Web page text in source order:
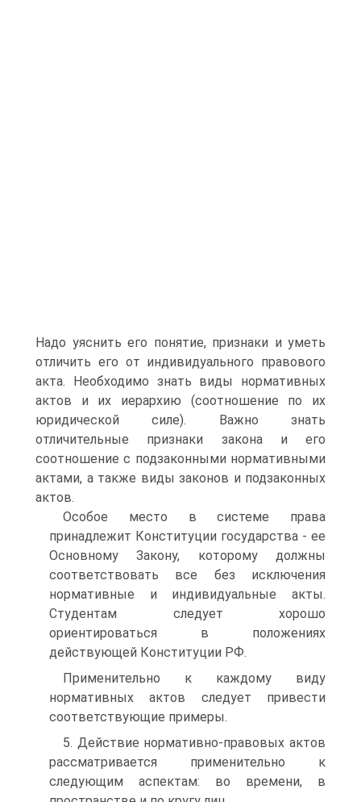
Надо уяснить его понятие, признаки и уметь
отличить его от индивидуального правового
акта. Необходимо знать виды нормативных
актов и их иерархию (соотношение по их
юридической силе). Важно знать
отличительные признаки закона и его
соотношение с подзаконными нормативными
актами, а также виды законов и подзаконных
актов.
Особое место в системе права
принадлежит Конституции государства - ее
Основному Закону, которому должны
соответствовать все без исключения
нормативные и индивидуальные акты.
Студентам следует хорошо
ориентироваться в положениях
действующей Конституции РФ.
Применительно к каждому виду
нормативных актов следует привести
соответствующие примеры.
5. Действие нормативно-правовых актов
рассматривается применительно к
следующим аспектам: во времени, в